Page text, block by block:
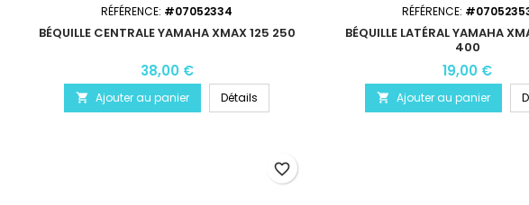
RÉFÉRENCE: #07052334
BÉQUILLE CENTRALE YAMAHA XMAX 125 250
38,00 €
 Ajouter au panier Détails
RÉFÉRENCE:
BÉQUILLE LATÉRAL YAMAHA
400
19,00 €
 Ajouter au panier
favorite_border